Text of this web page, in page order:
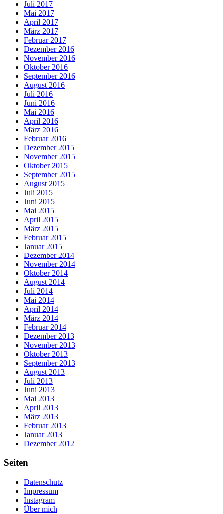
Juli 2017
Mai 2017
April 2017
März 2017
Februar 2017
Dezember 2016
November 2016
Oktober 2016
September 2016
August 2016
Juli 2016
Juni 2016
Mai 2016
April 2016
März 2016
Februar 2016
Dezember 2015
November 2015
Oktober 2015
September 2015
August 2015
Juli 2015
Juni 2015
Mai 2015
April 2015
März 2015
Februar 2015
Januar 2015
Dezember 2014
November 2014
Oktober 2014
August 2014
Juli 2014
Mai 2014
April 2014
März 2014
Februar 2014
Dezember 2013
November 2013
Oktober 2013
September 2013
August 2013
Juli 2013
Juni 2013
Mai 2013
April 2013
März 2013
Februar 2013
Januar 2013
Dezember 2012
Seiten
Datenschutz
Impressum
Instagram
Über mich